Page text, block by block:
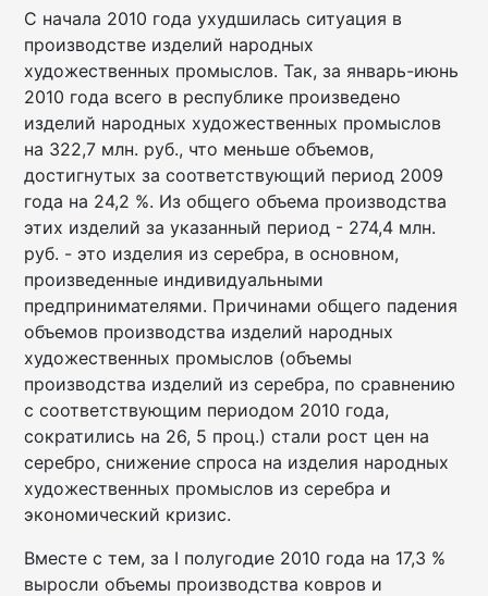
С начала 2010 года ухудшилась ситуация в
производстве изделий народных
художественных промыслов. Так, за январь-июнь
2010 года всего в республике произведено
изделий народных художественных промыслов
на 322,7 млн. руб., что меньше объемов,
достигнутых за соответствующий период 2009
года на 24,2 %. Из общего объема производства
этих изделий за указанный период - 274,4 млн.
руб. - это изделия из серебра, в основном,
произведенные индивидуальными
предпринимателями. Причинами общего падения
объемов производства изделий народных
художественных промыслов (объемы
производства изделий из серебра, по сравнению
с соответствующим периодом 2010 года,
сократились на 26, 5 проц.) стали рост цен на
серебро, снижение спроса на изделия народных
художественных промыслов из серебра и
экономический кризис.
Вместе с тем, за I полугодие 2010 года на 17,3 %
выросли объемы производства ковров и